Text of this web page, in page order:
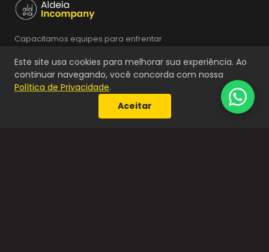
Capacitamos equipes para enfrentar
experiências que transformam cada
interação em aprendizado prático e
significativo.
E-mail *
Este site usa cookies para melhorar sua experiência. Ao
continuar navegando, você concorda com nossa
Política de Privacidade.
Aceitar